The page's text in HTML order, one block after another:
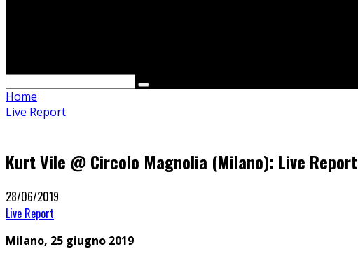
Home
Live Report
Kurt Vile @ Circolo Magnolia (Milano): Live Report
28/06/2019
Live Report
Milano, 25 giugno 2019